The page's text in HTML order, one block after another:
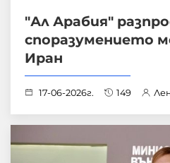
"Ал Арабия"
споразумението
Иран
17-06-2026г. 149